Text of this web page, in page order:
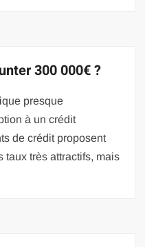
300 000€ ?
presque
à un crédit
de crédit proposent
taux très attractifs, mais